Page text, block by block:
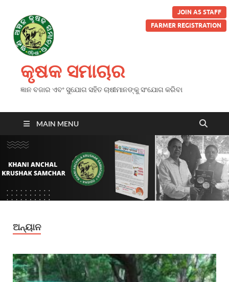
JOIN AS STAFF
FARMER REGISTRATION
କୃଷକ ସମାଚାର
ଜ୍ଞାନ ବଜାର ଏବଂ ସୁଯୋଗ ସହିତ ଚାଷୀମାନଙ୍କୁ ସଂଯୋଗ କରିବା
MAIN MENU
ଅନ୍ୟାନ